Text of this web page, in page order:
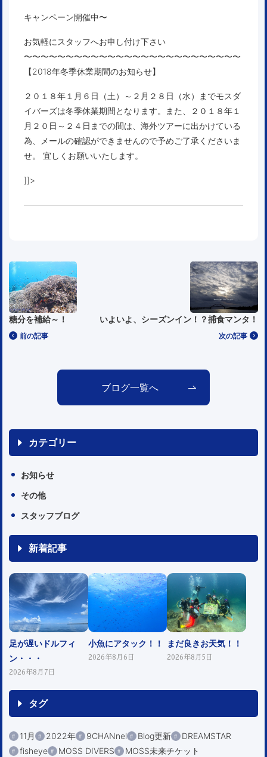
キャンペーン開催中〜
お気軽にスタッフへお申し付け下さい
〜〜〜〜〜〜〜〜〜〜〜〜〜〜〜〜〜〜〜〜〜〜〜〜〜〜
【2018年冬季休業期間のお知らせ】
２０１８年１月６日（土）～２月２８日（水）までモスダ
イバーズは冬季休業期間となります。また、２０１８年１
月２０日～２４日までの間は、海外ツアーに出かけている
為、メールの確認ができませんので予めご了承くださいま
せ。 宜しくお願いいたします。
]]>
前の記事
糖分を補給～！
次の記事
いよいよ、シーズンイン！？捕食マンタ！
ブログ一覧へ
カテゴリー
お知らせ
その他
スタッフブログ
新着記事
足が遅いドルフィ
ン・・・
2026年8月7日
小魚にアタック！！
2026年8月6日
まだ良きお天気！！
2026年8月5日
タグ
11月 2022年 9CHANnel Blog更新
DREAMSTAR
fisheye
MOSS DIVERS
MOSS未来チケット